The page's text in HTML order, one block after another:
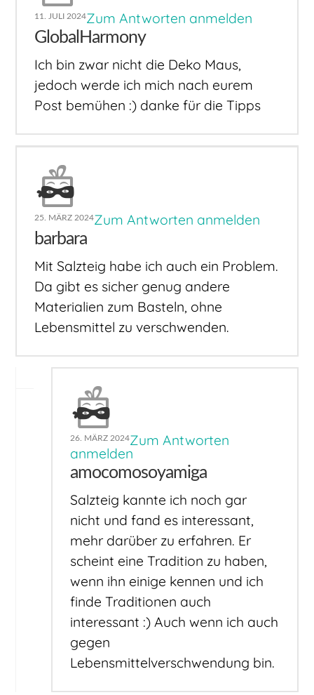
11. JULI 2024Zum Antworten anmelden
GlobalHarmony
Ich bin zwar nicht die Deko Maus,
jedoch werde ich mich nach eurem
Post bemühen :) danke für die Tipps
25. MÄRZ 2024Zum Antworten anmelden
barbara
Mit Salzteig habe ich auch ein Problem.
Da gibt es sicher genug andere
Materialien zum Basteln, ohne
Lebensmittel zu verschwenden.
26. MÄRZ 2024Zum Antworten
anmelden
amocomosoyamiga
Salzteig kannte ich noch gar
nicht und fand es interessant,
mehr darüber zu erfahren. Er
scheint eine Tradition zu haben,
wenn ihn einige kennen und ich
finde Traditionen auch
interessant :) Auch wenn ich auch
gegen
Lebensmittelverschwendung bin.